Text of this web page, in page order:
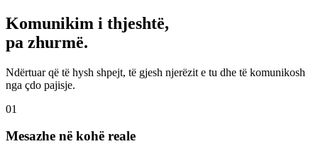
Komunikim i thjeshtë,
pa zhurmë.
Ndërtuar që të hysh shpejt, të gjesh njerëzit e tu dhe të komunikosh
nga çdo pajisje.
01
Mesazhe në kohë reale